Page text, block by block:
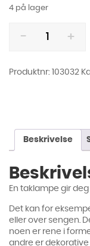
4 på lager
Saloon
Flowers
Skjermer
antall
Produktnr: 103032
Beskrivelse
En taklampe gir
Det kan for
eller over sengen.
noen er rene i
andre er